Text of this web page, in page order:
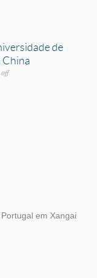
de
China
em Xangai